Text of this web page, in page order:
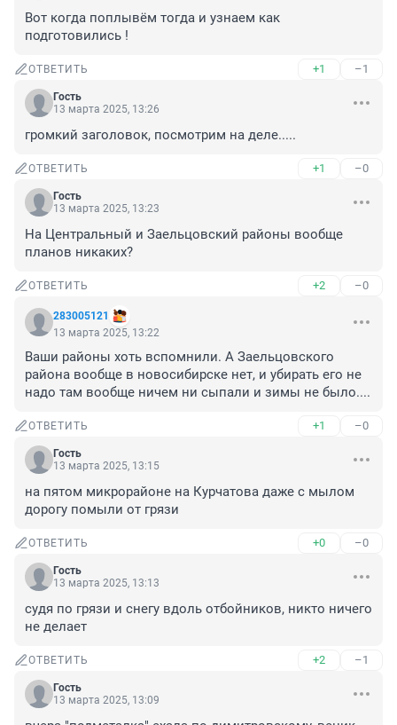
Вот когда поплывём тогда и узнаем как
подготовились !
ОТВЕТИТЬ +1 –1
Гость
13 марта 2025, 13:26
громкий заголовок, посмотрим на деле.....
ОТВЕТИТЬ +1 –0
Гость
13 марта 2025, 13:23
На Центральный и Заельцовский районы вообще
планов никаких?
ОТВЕТИТЬ +2 –0
283005121
13 марта 2025, 13:22
Ваши районы хоть вспомнили. А Заельцовского
района вообще в новосибирске нет, и убирать его не
надо там вообще ничем ни сыпали и зимы не было....
ОТВЕТИТЬ +1 –0
Гость
13 марта 2025, 13:15
на пятом микрорайоне на Курчатова даже с мылом
дорогу помыли от грязи
ОТВЕТИТЬ +0 –0
Гость
13 марта 2025, 13:13
судя по грязи и снегу вдоль отбойников, никто ничего
не делает
ОТВЕТИТЬ +2 –1
Гость
13 марта 2025, 13:09